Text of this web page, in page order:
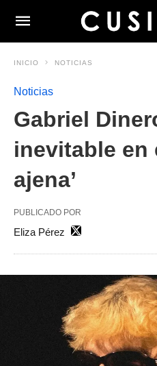
INICIO NOTICIAS
Noticias
Gabriel
inevitable en
ajena’
PUBLICADO POR
Eliza Pérez